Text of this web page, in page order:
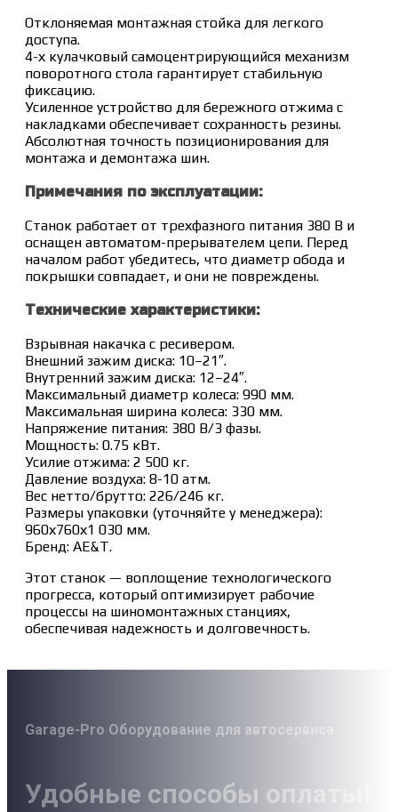
Отклоняемая монтажная стойка для легкого
доступа.
4-х кулачковый самоцентрирующийся механизм
поворотного стола гарантирует стабильную
фиксацию.
Усиленное устройство для бережного отжима с
накладками обеспечивает сохранность резины.
Абсолютная точность позиционирования для
монтажа и демонтажа шин.
Примечания по эксплуатации:
Станок работает от трехфазного питания 380 В и
оснащен автоматом-прерывателем цепи. Перед
началом работ убедитесь, что диаметр обода и
покрышки совпадает, и они не повреждены.
Технические характеристики:
Взрывная накачка с ресивером.
Внешний зажим диска: 10–21″.
Внутренний зажим диска: 12–24″.
Максимальный диаметр колеса: 990 мм.
Максимальная ширина колеса: 330 мм.
Напряжение питания: 380 В/3 фазы.
Мощность: 0.75 кВт.
Усилие отжима: 2 500 кг.
Давление воздуха: 8-10 атм.
Вес нетто/брутто: 226/246 кг.
Размеры упаковки (уточняйте у менеджера):
960х760х1 030 мм.
Бренд: AE&T.
Этот станок — воплощение технологического
прогресса, который оптимизирует рабочие
процессы на шиномонтажных станциях,
обеспечивая надежность и долговечность.
Garage-Pro Оборудование для автосервиса
Удобные способы оплаты!